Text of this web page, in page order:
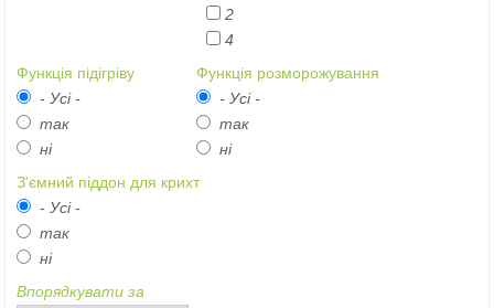
2
4
Функція підігріву
- Усі -
так
ні
Функція розморожування
- Усі -
так
ні
З'ємний піддон для крихт
- Усі -
так
ні
Впорядкувати за